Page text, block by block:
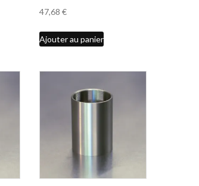
47,68 €
Ajouter au panier